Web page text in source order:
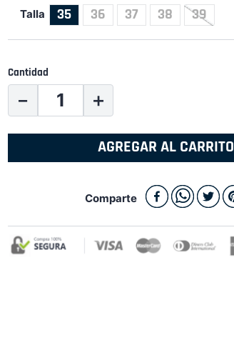
Talla 35 36 37 38 39
Cantidad
＋
－
AGREGAR AL CARRITO
Comparte